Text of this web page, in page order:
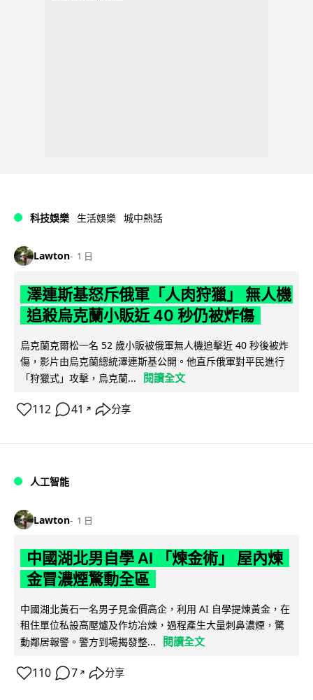
科技娛樂 生活娛樂 城中熱話
Lawton 1 日
澤連斯基怒斥俄軍「人肉狩獵」 無人機
追殺烏克蘭小販近 40 秒仍被炸傷
烏克蘭克爾松一名 52 歲小販被俄軍無人機追擊近 40 秒後被炸
傷，影片由烏克蘭總統澤連斯基公開。他直斥俄軍對平民進行
「狩獵式」攻擊，烏克蘭...
閱讀全文
112 41 ↗ 分享
人工智能
Lawton 1 日
中國湖北男自學 AI 「煉金術」 屋內煉
金冒濃煙驚動全區
中國湖北黃石一名男子見金價高企，利用 AI 自學提煉黃金，在
租住單位私設高壓爐及作坊冶煉，過程產生大量刺鼻濃煙，驚
動鄰居報警。警方到場揭發整...
閱讀全文
110 7 ↗ 分享